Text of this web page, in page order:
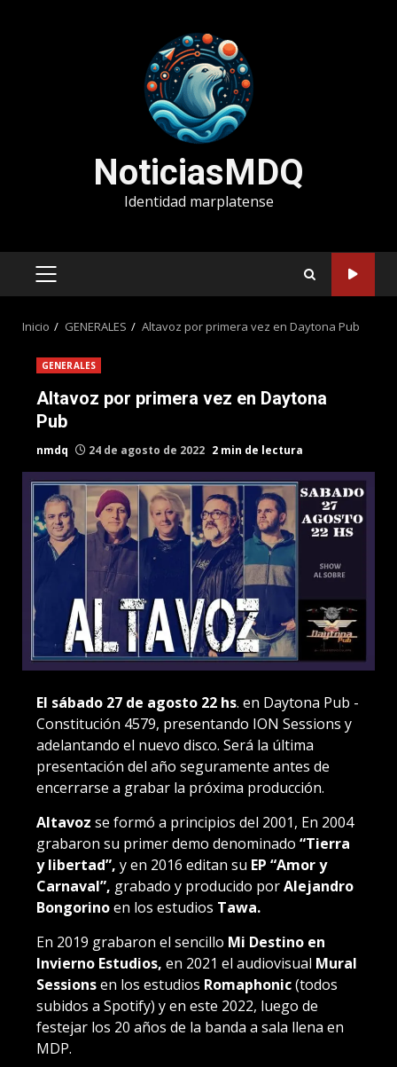
NoticiasMDQ
Identidad marplatense
MENÚ
Inicio GENERALES Altavoz por primera vez en Daytona Pub
GENERALES
Altavoz por primera vez en Daytona
Pub
nmdq 24 de agosto de 2022 2 min de lectura
El sábado 27 de agosto 22 hs. en Daytona Pub -
Constitución 4579, presentando ION Sessions y
adelantando el nuevo disco. Será la última
presentación del año seguramente antes de
encerrarse a grabar la próxima producción.
Altavoz se formó a principios del 2001, En 2004
grabaron su primer demo denominado “Tierra
y libertad”, y en 2016 editan su EP “Amor y
Carnaval”, grabado y producido porAlejandro
Bongorinoen los estudios Tawa.
En 2019 grabaron el sencillo Mi Destino en
Invierno Estudios, en 2021 el audiovisual Mural
Sessionsen los estudios Romaphonic(todos
subidos a Spotify) y en este 2022, luego de
festejar los 20 años de la banda a sala llena en
MDP.